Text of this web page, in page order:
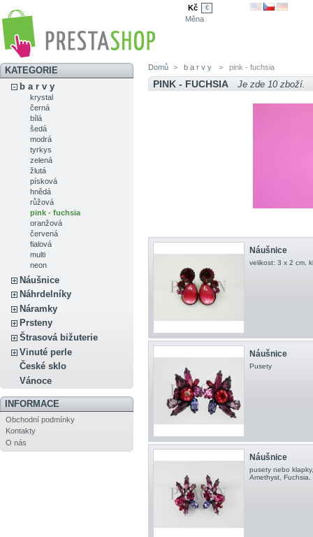
Kč €
Měna
KATEGORIE
b a r v y
krystal
černá
bílá
šedá
modrá
tyrkys
zelená
žlutá
písková
hnědá
růžová
pink - fuchsia
oranžová
červená
fialová
multi
neon
Náušnice
Náhrdelníky
Náramky
Prsteny
Štrasová bižuterie
Vinuté perle
České sklo
Vánoce
INFORMACE
Obchodní podmínky
Kontakty
O nás
Domů > b a r v y > pink - fuchsia
PINK - FUCHSIA Je zde 10 zboží.
Náušnice
velikost: 3 x 2 cm,
Náušnice
Pusety
Náušnice
pusety nebo
Amethyst,